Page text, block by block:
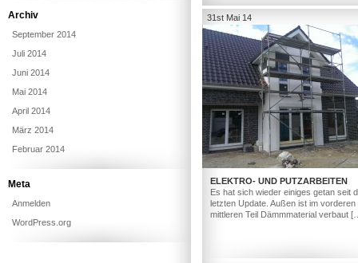
31st Mai 14
ELEKTRO- UND PUTZARBEITEN
Es hat sich wieder einiges getan seit
letzten Update. Außen ist im vorderen
mittleren Teil Dämmmaterial verbaut
Archiv
September 2014
Juli 2014
Juni 2014
Mai 2014
April 2014
März 2014
Februar 2014
Meta
Anmelden
WordPress.org